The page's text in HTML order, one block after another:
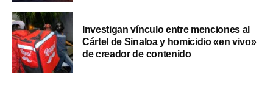
Investigan vínculo entre menciones al
Cártel de Sinaloa y homicidio «en vivo»
de creador de contenido